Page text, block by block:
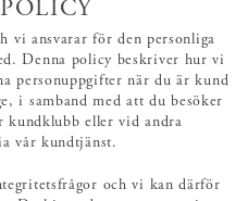
vi ansvarar för den personliga
Denna policy beskriver hur vi
personuppgifter när du är kund
i samband med att du besöker
kundklubb eller vid andra
vår kundtjänst.
och vi kan därför